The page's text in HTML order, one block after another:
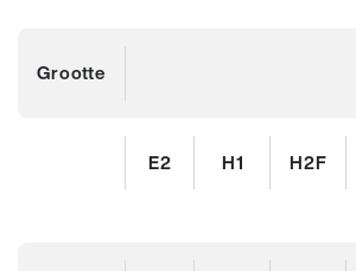
Grootte
E2 H1 H2F